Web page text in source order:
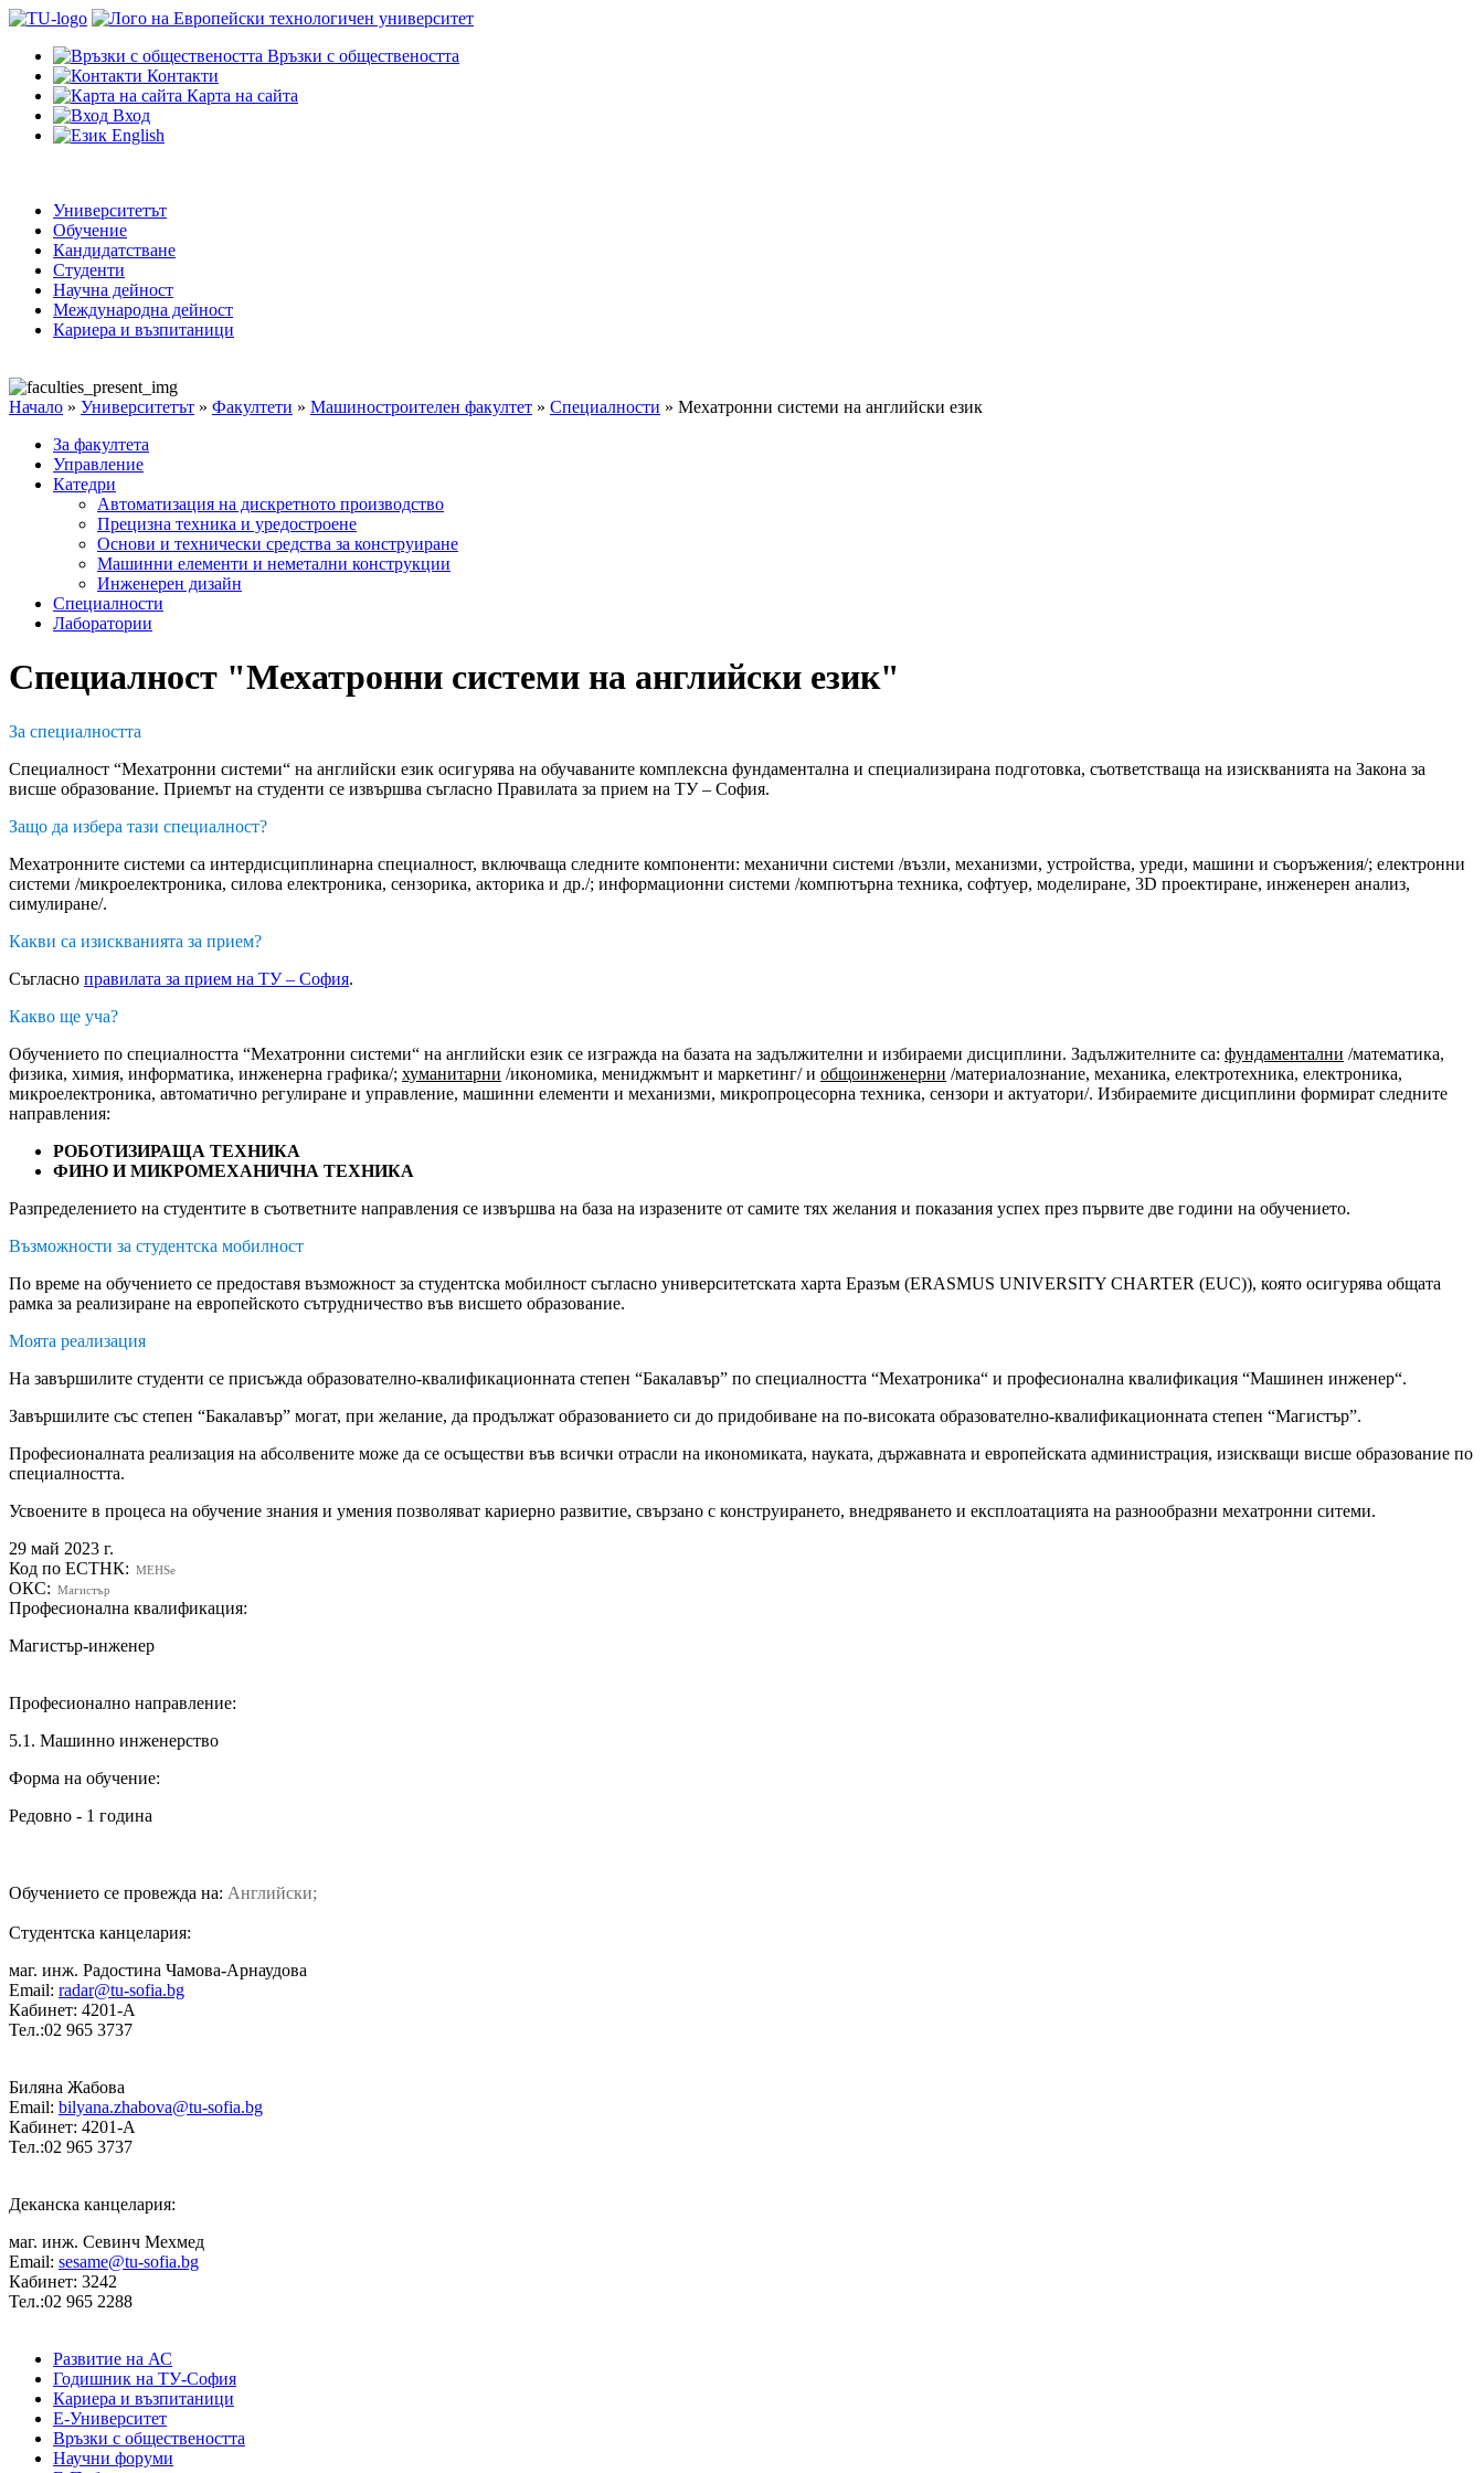
Връзки с обществеността
Контакти
Карта на сайта
Вход
English
Университетът
Обучение
Кандидатстване
Студенти
Научна дейност
Международна дейност
Кариера и възпитаници
Начало » Университетът » Факултети » Машиностроителен факултет » Специалности » Мехатронни системи на английски език
За факултета
Управление
Катедри
Автоматизация на дискретното производство
Прецизна техника и уредостроене
Основи и технически средства за конструиране
Машинни елементи и неметални конструкции
Инженерен дизайн
Специалности
Лаборатории
Специалност "Мехатронни системи на английски език"
За специалността
Специалност “Мехатронни системи“ на английски език осигурява на обучаваните комплексна фундаментална и специализирана подготовка, съответстваща на изискванията на Закона за
висше образование. Приемът на студенти се извършва съгласно Правилата за прием на ТУ – София.
Защо да избера тази специалност?
Мехатронните системи са интердисциплинарна специалност, включваща следните компоненти: механични системи /възли, механизми, устройства, уреди, машини и съоръжения/; електронни
системи /микроелектроника, силова електроника, сензорика, акторика и др./; информационни системи /компютърна техника, софтуер, моделиране, 3D проектиране, инженерен анализ,
симулиране/.
Какви са изискванията за прием?
Съгласно правилата за прием на ТУ – София.
Какво ще уча?
Обучението по специалността “Мехатронни системи“ на английски език се изгражда на базата на задължителни и избираеми дисциплини. Задължителните са: фундаментални /математика,
физика, химия, информатика, инженерна графика/; хуманитарни /икономика, мениджмънт и маркетинг/ и общоинженерни /материалознание, механика, електротехника, електроника,
микроелектроника, автоматично регулиране и управление, машинни елементи и механизми, микропроцесорна техника, сензори и актуатори/. Избираемите дисциплини формират следните
направления:
РОБОТИЗИРАЩА ТЕХНИКА
ФИНО И МИКРОМЕХАНИЧНА ТЕХНИКА
Разпределението на студентите в съответните направления се извършва на база на изразените от самите тях желания и показания успех през първите две години на обучението.
Възможности за студентска мобилност
По време на обучението се предоставя възможност за студентска мобилност съгласно университетската харта Еразъм (ERASMUS UNIVERSITY CHARTER (EUC)), която осигурява общата
рамка за реализиране на европейското сътрудничество във висшето образование.
Моята реализация
На завършилите студенти се присъжда образователно-квалификационната степен “Бакалавър” по специалността “Мехатроника“ и професионална квалификация “Машинен инженер“.
Завършилите със степен “Бакалавър” могат, при желание, да продължат образованието си до придобиване на по-високата образователно-квалификационната степен “Магистър”.
Професионалната реализация на абсолвените може да се осъществи във всички отрасли на икономиката, науката, държавната и европейската администрация, изискващи висше образование по
специалността.
Усвоените в процеса на обучение знания и умения позволяват кариерно развитие, свързано с конструирането, внедряването и експлоатацията на разнообразни мехатронни ситеми.
29 май 2023 г.
Код по ЕСТНК: MEHSe
ОКС: Магистър
Професионална квалификация:
Магистър-инженер
Професионално направление:
5.1. Машинно инженерство
Форма на обучение:
Редовно - 1 година
Обучението се провежда на: Английски;
Студентска канцелария:
маг. инж. Радостина Чамова-Арнаудова
Email: radar@tu-sofia.bg
Кабинет: 4201-А
Тел.:02 965 3737
Биляна Жабова
Email: bilyana.zhabova@tu-sofia.bg
Кабинет: 4201-А
Тел.:02 965 3737
Деканска канцелария:
маг. инж. Севинч Мехмед
Email: sesame@tu-sofia.bg
Кабинет: 3242
Тел.:02 965 2288
Развитие на АС
Годишник на ТУ-София
Кариера и възпитаници
Е-Университет
Връзки с обществеността
Научни форуми